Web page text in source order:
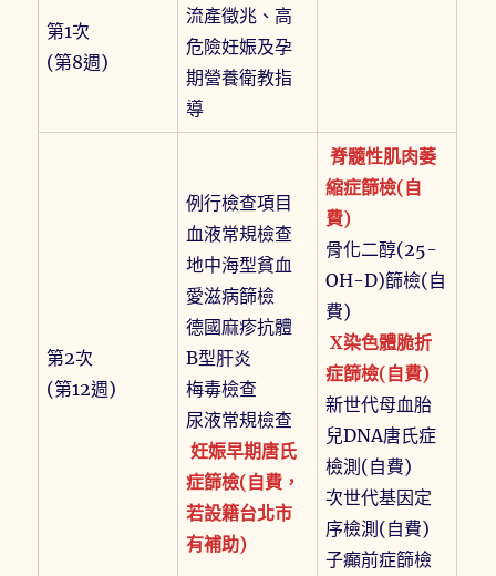
第1次
(第8週)
流產徵兆、高
危險妊娠及孕
期營養衛教指
導
第2次
(第12週)
例行檢查項目
血液常規檢查
地中海型貧血
愛滋病篩檢
德國麻疹抗體
B型肝炎
梅毒檢查
尿液常規檢查
妊娠早期唐氏
症篩檢(自費，
若設籍台北市
有補助)
脊髓性肌肉萎
縮症篩檢(自
費)
骨化二醇(25-
OH-D)篩檢(自
費)
X染色體脆折
症篩檢(自費)
新世代母血胎
兒DNA唐氏症
檢測(自費)
次世代基因定
序檢測(自費)
子癲前症篩檢